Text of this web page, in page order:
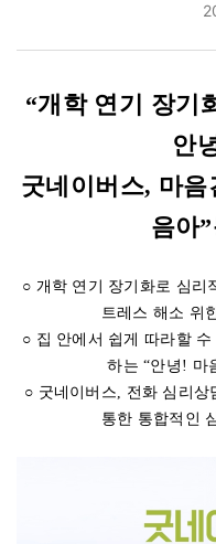
“개학 연기 장기
안
굿네이버스, 마
음아
○ 개학 연기 장기화로 심리
트레스 해소 위
○ 집 안에서 쉽게 따라할
하는 “안녕! 마
○ 굿네이버스, 전화 심리상
통한 통합적인